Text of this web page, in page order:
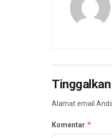
Alamat email
Komentar *